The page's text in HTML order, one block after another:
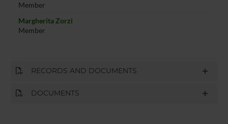
Member
Margherita Zorzi
Member
RECORDS AND DOCUMENTS
DOCUMENTS